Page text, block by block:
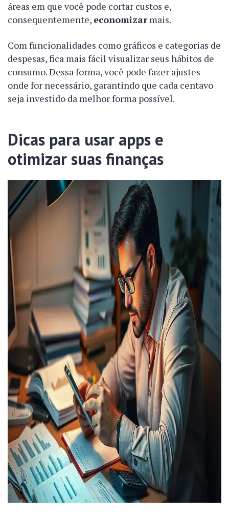
áreas em que você pode cortar custos e,
consequentemente, economizarmais.
Com funcionalidades como gráficos e categorias de
despesas, fica mais fácil visualizar seus hábitos de
consumo. Dessa forma, você pode fazer ajustes
onde for necessário, garantindo que cada centavo
seja investido da melhor forma possível.
Dicas para usar apps e
otimizar suas finanças